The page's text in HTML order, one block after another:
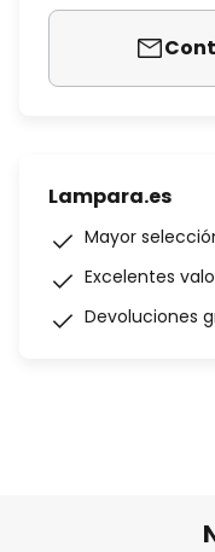
Lampara.es
Mayor
Excelentes
Devoluciones